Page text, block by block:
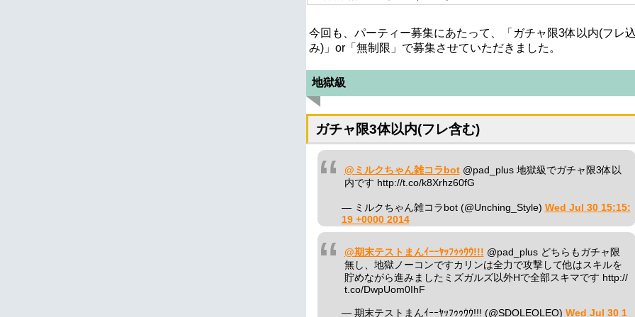
今回も、パーティー募集にあたって、「ガチャ限3体以内(フレ
み)」or「無制限」で募集させていただきました。
地獄級
ガチャ限3体以内(フレ含む)
@ミルクちゃん雑コラbot@pad_plus 地獄級でガチャ限3体以
内です http://t.co/k8Xrhz60fG
— ミルクちゃん雑コラbot (@Unching_Style) Wed Jul 30 15:15:
19 +0000 2014
@期末テストまんｲｰｰﾔｯﾌｩｩｳｳ!!! @pad_plus どちらもガチャ限
無し、地獄ノーコンですカリンは全力で攻撃して他はスキルを
貯めながら進みましたミズガルズ以外Hで全部スキマです http://
t.co/DwpUom0IhF
— 期末テストまんｲｰｰﾔｯﾌｩｩｳｳ!!! (@SDOLEOLEO) Wed Jul 30 1